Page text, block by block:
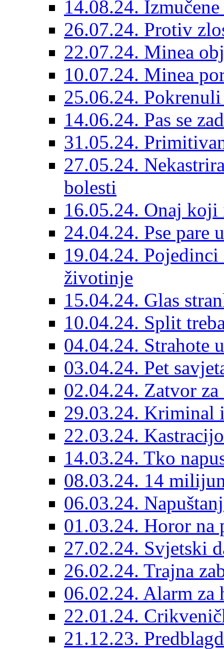
14.08.24.
26.07.24. Protiv
22.07.24. Minea
10.07.24. Minea
25.06.24.
14.06.24. Pas se
31.05.24.
27.05.24.
bolesti
16.05.24. Onaj koji
24.04.24. Pse pare
19.04.24.
životinje
15.04.24. Glas
10.04.24. Split
04.04.24. Strahote
03.04.24. Pet
02.04.24. Zatvor
29.03.24. Kriminal
22.03.24.
14.03.24. Tko
08.03.24. 14
06.03.24.
01.03.24. Horor na
27.02.24. Svjetski
26.02.24. Trajna
06.02.24. Alarm
22.01.24.
21.12.23.